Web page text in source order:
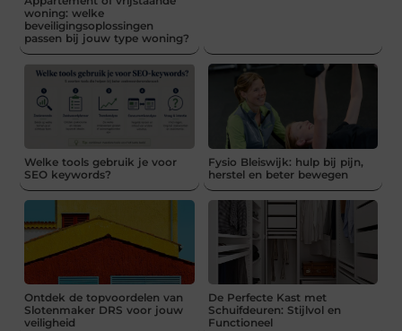
woning: welke
beveiligingsoplossingen
passen bij jouw type woning?
Welke tools gebruik je voor
SEO keywords?
Fysio Bleiswijk: hulp bij pijn,
herstel en beter bewegen
Ontdek de topvoordelen van
Slotenmaker DRS voor jouw
veiligheid
De Perfecte Kast met
Schuifdeuren: Stijlvol en
Functioneel